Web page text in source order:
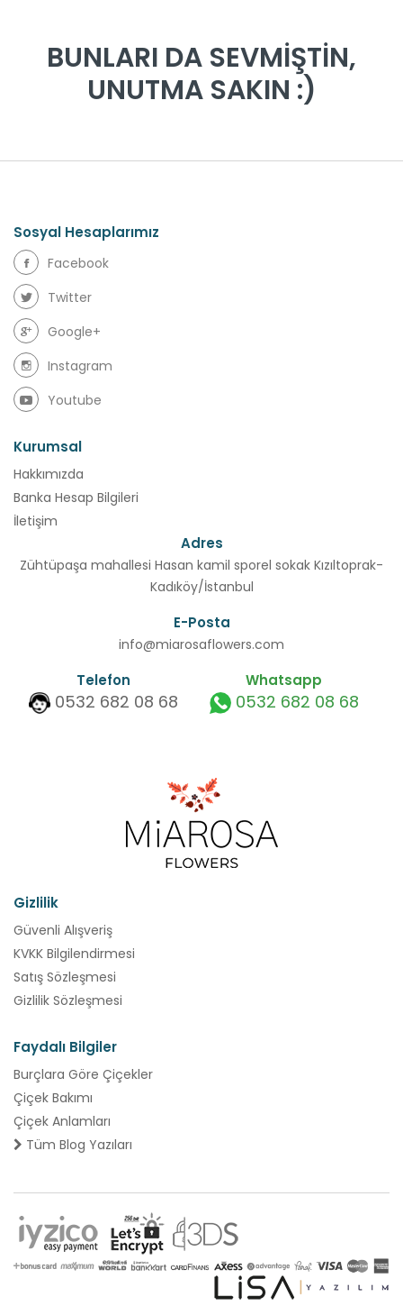
BUNLARI DA SEVMİŞTİN,
UNUTMA SAKIN :)
Sosyal Hesaplarımız
Facebook
Twitter
Google+
Instagram
Youtube
Kurumsal
Hakkımızda
Banka Hesap Bilgileri
İletişim
Adres
Zühtüpaşa mahallesi Hasan kamil sporel sokak Kızıltoprak-
Kadıköy/İstanbul
E-Posta
info@miarosaflowers.com
Telefon
0532 682 08 68
Whatsapp
0532 682 08 68
Gizlilik
Güvenli Alışveriş
KVKK Bilgilendirmesi
Satış Sözleşmesi
Gizlilik Sözleşmesi
Faydalı Bilgiler
Burçlara Göre Çiçekler
Çiçek Bakımı
Çiçek Anlamları
Tüm Blog Yazıları